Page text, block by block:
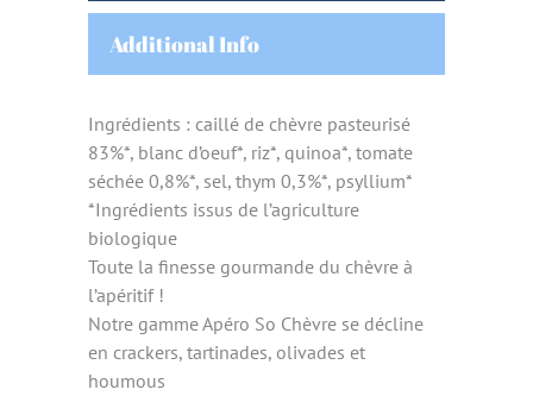
Additional Info
Ingrédients : caillé de chèvre pasteurisé
83%*, blanc d’oeuf*, riz*, quinoa*, tomate
séchée 0,8%*, sel, thym 0,3%*, psyllium*
*Ingrédients issus de l’agriculture
biologique
Toute la finesse gourmande du chèvre à
l’apéritif !
Notre gamme Apéro So Chèvre se décline
en crackers, tartinades, olivades et
houmous